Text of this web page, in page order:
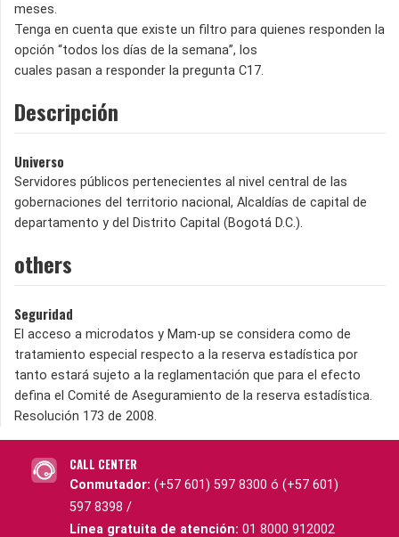
meses.
Tenga en cuenta que existe un filtro para quienes responden la
opción “todos los días de la semana”, los
cuales pasan a responder la pregunta C17.
Descripción
Universo
Servidores públicos pertenecientes al nivel central de las
gobernaciones del territorio nacional, Alcaldías de capital de
departamento y del Distrito Capital (Bogotá D.C.).
others
Seguridad
El acceso a microdatos y Mam-up se considera como de
tratamiento especial respecto a la reserva estadística por
tanto estará sujeto a la reglamentación que para el efecto
defina el Comité de Aseguramiento de la reserva estadística.
Resolución 173 de 2008.
CALL CENTER
Conmutador: (+57 601) 597 8300 ó (+57 601)
597 8398 /
Línea gratuita de atención: 01 8000 912002